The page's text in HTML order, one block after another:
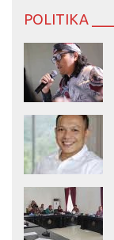
POLITIKA ____